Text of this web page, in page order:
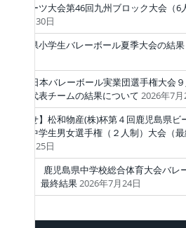
スポーツ大会第46回九州ブロック大会（6
年7月30日
３４回県小学生バレーボール夏季大会の結果
回全日本バレーボール実業団選手権大会
本県代表チームの結果について 2026年7月
お知らせ】松和物産(株)杯第４回鹿児島県ビ
ール中学生男女選手権（２人制）大会（最
年7月25日
和8年度 鹿児島県中学校総合体育大会バレ
技大会 最終結果2026年7月24日